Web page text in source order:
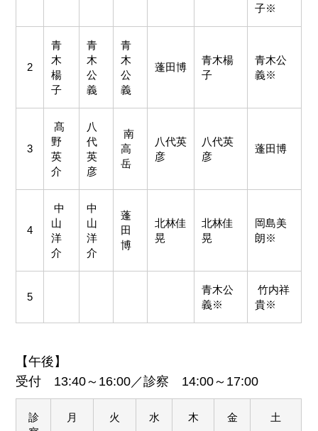
子※
2
青
木
楊
子
青
木
公
義
青
木
公
義
蓬田博
青木楊
子
青木公
義※
3
髙
野
英
介
八
代
英
彦
南
高
岳
八代英
彦
八代英
彦
蓬田博
4
中
山
洋
介
中
山
洋
介
蓬
田
博
北林佳
晃
北林佳
晃
岡島美
朗※
5
青木公
義※
竹内祥
貴※
【午後】
受付 13:40～16:00／診察 14:00～17:00
診
月 火 水 木 金 土